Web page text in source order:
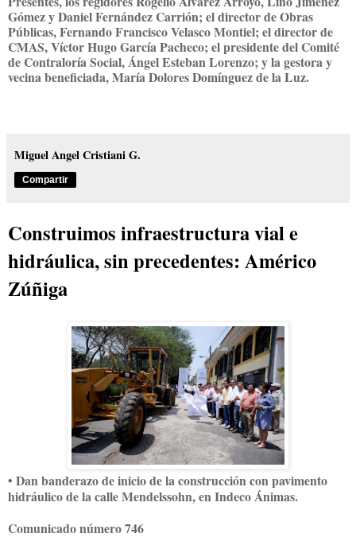
Gómez y Daniel Fernández Carrión; el director de Obras
Públicas, Fernando Francisco Velasco Montiel; el director de
CMAS, Víctor Hugo García Pacheco; el presidente del Comité
de Contraloría Social, Ángel Esteban Lorenzo; y la gestora y
vecina beneficiada, María Dolores Domínguez de la Luz.
Miguel Angel Cristiani G.
Compartir
Construimos infraestructura vial e
hidráulica, sin precedentes: Américo
Zúñiga
• Dan banderazo de inicio de la construcción con pavimento
hidráulico de la calle Mendelssohn, en Indeco Ánimas.
Comunicado número 746